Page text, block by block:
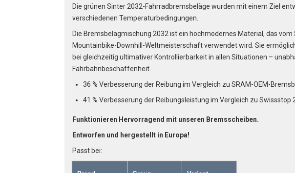
Die grünen Sinter 2032-Fahrradbremsbeläge wurden mit einem Ziel
verschiedenen Temperaturbedingungen.
Die Bremsbelagmischung 2032 ist ein hochmodernes Material, das vom
Mountainbike-Downhill-Weltmeisterschaft verwendet wird. Sie
bei gleichzeitig ultimativer Kontrollierbarkeit in allen Situationen –
Fahrbahnbeschaffenheit.
36 % Verbesserung der Reibung im Vergleich zu SRAM-OEM-
41 % Verbesserung der Reibungsleistung im Vergleich zu Swissstop
Funktionieren Hervorragend mit unseren Bremsscheiben.
Entworfen und hergestellt in Europa!
Passt bei: